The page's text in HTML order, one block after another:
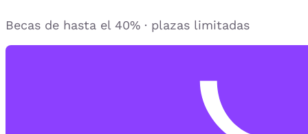
Becas de hasta el 40% · plazas limitadas